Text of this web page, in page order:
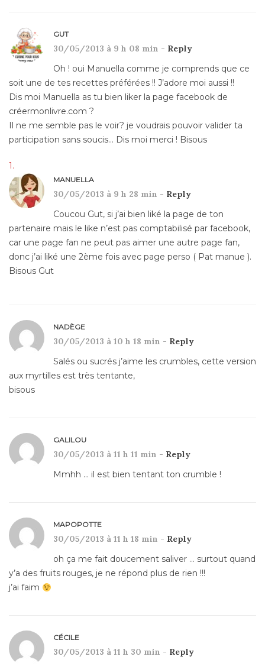
GUT
30/05/2013 à 9 h 08 min - Reply
Oh ! oui Manuella comme je comprends que ce
soit une de tes recettes préférées !! J’adore moi aussi !!
Dis moi Manuella as tu bien liker la page facebook de
créermonlivre.com ?
Il ne me semble pas le voir? je voudrais pouvoir valider ta
participation sans soucis… Dis moi merci ! Bisous
MANUELLA
30/05/2013 à 9 h 28 min - Reply
Coucou Gut, si j’ai bien liké la page de ton
partenaire mais le like n’est pas comptabilisé par facebook,
car une page fan ne peut pas aimer une autre page fan,
donc j’ai liké une 2ème fois avec page perso ( Pat manue ).
Bisous Gut
NADÈGE
30/05/2013 à 10 h 18 min - Reply
Salés ou sucrés j’aime les crumbles, cette version
aux myrtilles est très tentante,
bisous
GALILOU
30/05/2013 à 11 h 11 min - Reply
Mmhh … il est bien tentant ton crumble !
MAPOPOTTE
30/05/2013 à 11 h 18 min - Reply
oh ça me fait doucement saliver … surtout quand
y’a des fruits rouges, je ne répond plus de rien !!!
j’ai faim
CÉCILE
30/05/2013 à 11 h 30 min - Reply